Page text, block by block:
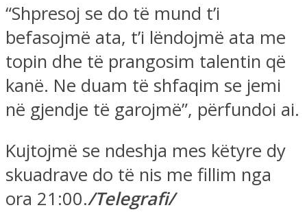
“Shpresoj se do të mund t’i
befasojmë ata, t’i lëndojmë ata me
topin dhe të prangosim talentin që
kanë. Ne duam të shfaqim se jemi
në gjendje të garojmë”, përfundoi ai.
Kujtojmë se ndeshja mes këtyre dy
skuadrave do të nis me fillim nga
ora 21:00./Telegrafi/